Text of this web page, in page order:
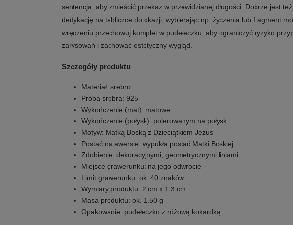
sentencja, aby zmieścić przekaz w przewidzianej długości. Dobrze jest
dedykację na tabliczce do okazji, wybierając np. życzenia lub fragment
wręczeniu przechowuj komplet w pudełeczku, aby ograniczyć ryzyko
zarysowań i zachować estetyczny wygląd.
Szczegóły produktu
Materiał: srebro
Próba srebra: 925
Wykończenie (mat): matowe
Wykończenie (połysk): polerowanym na połysk
Motyw: Matką Boską z Dzieciątkiem Jezus
Postać na awersie: wypukła postać Matki Boskiej
Zdobienie: dekoracyjnymi, geometrycznymi liniami
Miejsce grawerunku: na jego odwrocie
Limit grawerunku: ok. 40 znaków
Wymiary produktu: 2 cm x 1.3 cm
Masa produktu: ok. 1.50 g
Opakowanie: pudełeczko z różową kokardką